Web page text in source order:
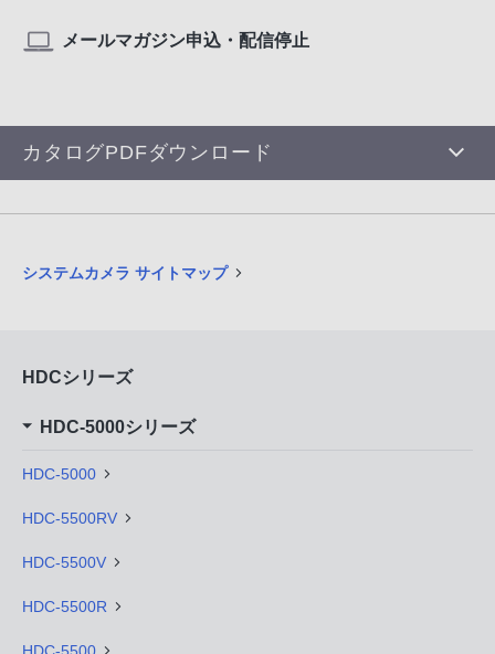
メールマガジン申込・配信停止
カタログPDFダウンロード
システムカメラ サイトマップ
HDCシリーズ
HDC-5000シリーズ
HDC-5000
HDC-5500RV
HDC-5500V
HDC-5500R
HDC-5500